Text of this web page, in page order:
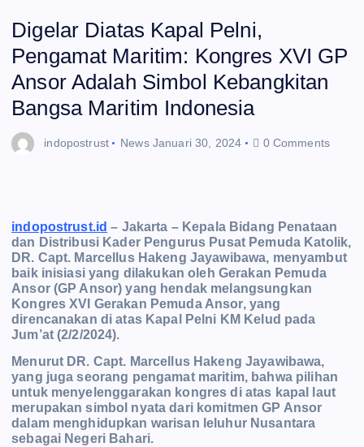
Digelar Diatas Kapal Pelni,
Pengamat Maritim: Kongres XVI GP
Ansor Adalah Simbol Kebangkitan
Bangsa Maritim Indonesia
indopostrust News Januari 30, 2024 0 Comments
indopostrust.id – Jakarta – Kepala Bidang Penataan
dan Distribusi Kader Pengurus Pusat Pemuda Katolik,
DR. Capt. Marcellus Hakeng Jayawibawa, menyambut
baik inisiasi yang dilakukan oleh Gerakan Pemuda
Ansor (GP Ansor) yang hendak melangsungkan
Kongres XVI Gerakan Pemuda Ansor, yang
direncanakan di atas Kapal Pelni KM Kelud pada
Jum’at (2/2/2024).
Menurut DR. Capt. Marcellus Hakeng Jayawibawa,
yang juga seorang pengamat maritim, bahwa pilihan
untuk menyelenggarakan kongres di atas kapal laut
merupakan simbol nyata dari komitmen GP Ansor
dalam menghidupkan warisan leluhur Nusantara
sebagai Negeri Bahari.